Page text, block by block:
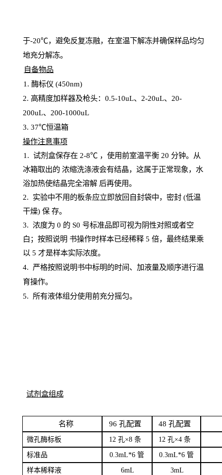
于-20℃，避免反复冻融，在室温下解冻并确保样品均匀
地充分解冻。
自备物品
1 . 酶标仪 (450nm)
2. 高精度加样器及枪头： 0.5-10uL、 2-20uL、 20-
200uL、 200-1000uL
3. 37℃恒温箱
操作注意事项
1. 试剂盒保存在 2-8℃ ，使用前室温平衡 20 分钟。从
冰箱取出的 浓缩洗涤液会有结晶，这属于正常现象，水
浴加热使结晶完全溶解 后再使用。
2. 实验中不用的板条应立即放回自封袋中，密封(低温
干燥) 保 存。
3. 浓度为 0 的 S0 号标准品即可视为阴性对照或者空
白；按照说明 书操作时样本已经稀释5 倍，最终结果乘
以 5 才是样本实际浓度。
4. 严格按照说明书中标明的时间、加液量及顺序进行温
育操作。
5. 所有液体组分使用前充分摇匀。
试剂盒组成
名称 96 孔配置 48 孔配置
微孔酶标板 12 孔×8 条 12 孔×4 条
标准品 0.3mL*6 管 0.3mL*6 管
样本稀释液 6mL 3mL